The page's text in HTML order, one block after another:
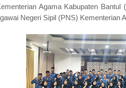
Agama Kabupaten
Negeri Sipil (PNS) Kementerian